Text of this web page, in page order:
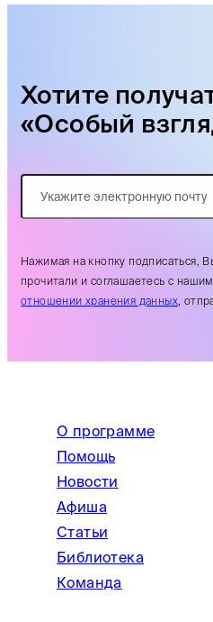
Хотите
«Особый
Нажимая на кнопку подписаться,
прочитали и соглашаетесь с
отношении хранения данных,
О программе
Помощь
Новости
Афиша
Статьи
Библиотека
Команда